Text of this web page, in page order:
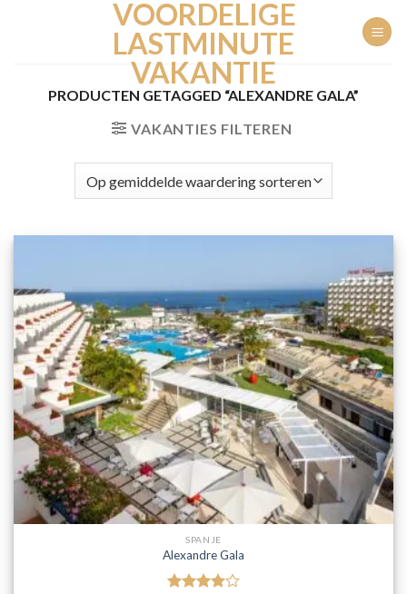
VOORDELIGE
LASTMINUTE
VAKANTIE
PRODUCTEN GETAGGED “ALEXANDRE GALA”
VAKANTIES FILTEREN
SPANJE
Alexandre Gala